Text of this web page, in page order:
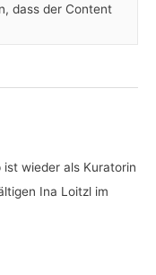
dass der Content
wieder als Kuratorin
Ina Loitzl im